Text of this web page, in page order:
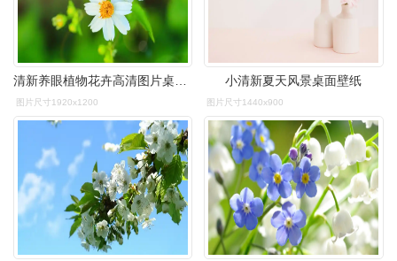
图片尺寸1920x1200
小清新夏天风景桌面壁纸
图片尺寸1440x900